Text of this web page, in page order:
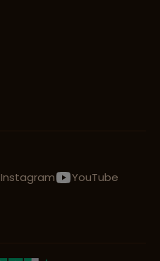
Instagram
YouTube